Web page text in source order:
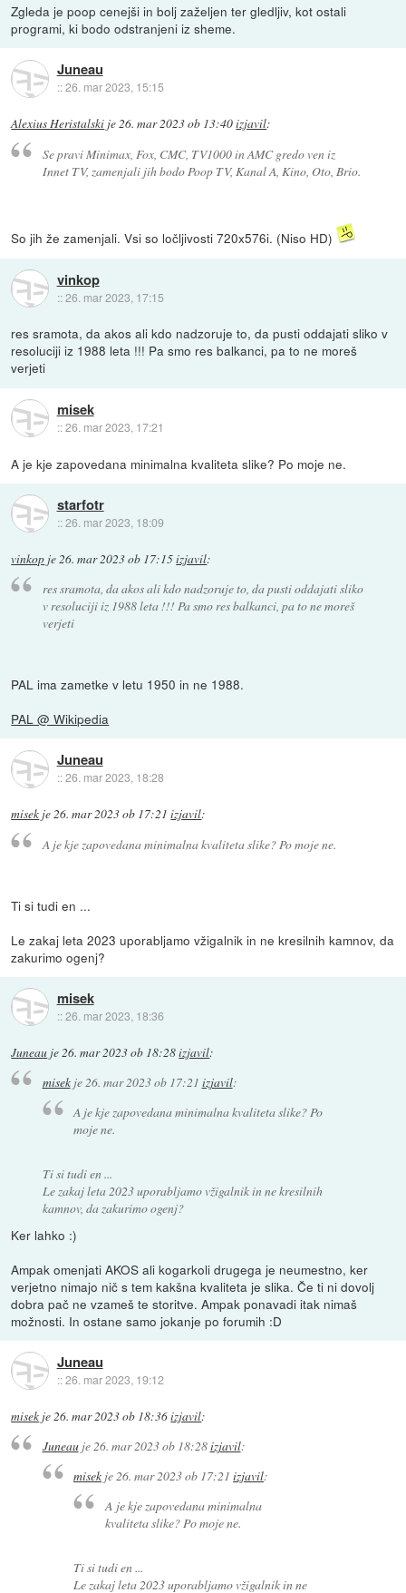
Zgleda je poop cenejši in bolj zaželjen ter gledljiv, kot ostali
programi, ki bodo odstranjeni iz sheme.
Juneau
::26. mar 2023, 15:15
Alexius Heristalski je26. mar 2023 ob 13:40izjavil:
Se pravi Minimax, Fox, CMC, TV1000 in AMC gredo ven iz
Innet TV, zamenjali jih bodo Poop TV, Kanal A, Kino, Oto, Brio.
So jih že zamenjali. Vsi so ločljivosti 720x576i. (Niso HD)
vinkop
::26. mar 2023, 17:15
res sramota, da akos ali kdo nadzoruje to, da pusti oddajati sliko v
resoluciji iz 1988 leta !!! Pa smo res balkanci, pa to ne moreš
verjeti
misek
::26. mar 2023, 17:21
A je kje zapovedana minimalna kvaliteta slike? Po moje ne.
starfotr
::26. mar 2023, 18:09
vinkop je 26. mar 2023 ob 17:15izjavil:
res sramota, da akos ali kdo nadzoruje to, da pusti oddajati sliko
v resoluciji iz 1988 leta !!! Pa smo res balkanci, pa to ne moreš
verjeti
PAL ima zametke v letu 1950 in ne 1988.
PAL @ Wikipedia
Juneau
::26. mar 2023, 18:28
misek je26. mar 2023 ob 17:21 izjavil:
A je kje zapovedana minimalna kvaliteta slike? Po moje ne.
Ti si tudi en ...
Le zakaj leta 2023 uporabljamo vžigalnik in ne kresilnih kamnov, da
zakurimo ogenj?
misek
::26. mar 2023, 18:36
Juneau je 26. mar 2023 ob 18:28izjavil:
misekje26. mar 2023 ob 17:21 izjavil:
A je kje zapovedana minimalna kvaliteta slike? Po
moje ne.
Ti si tudi en ...
Le zakaj leta 2023 uporabljamo vžigalnik in ne kresilnih
kamnov, da zakurimo ogenj?
Ker lahko :)
Ampak omenjati AKOS ali kogarkoli drugega je neumestno, ker
verjetno nimajo nič s tem kakšna kvaliteta je slika. Če ti ni dovolj
dobra pač ne vzameš te storitve. Ampak ponavadi itak nimaš
možnosti. In ostane samo jokanje po forumih :D
Juneau
::26. mar 2023, 19:12
misek je26. mar 2023 ob 18:36izjavil:
Juneauje26. mar 2023 ob 18:28izjavil:
misek je26. mar 2023 ob 17:21 izjavil:
A je kje zapovedana minimalna
kvaliteta slike? Po moje ne.
Ti si tudi en ...
Le zakaj leta 2023 uporabljamo vžigalnik in ne